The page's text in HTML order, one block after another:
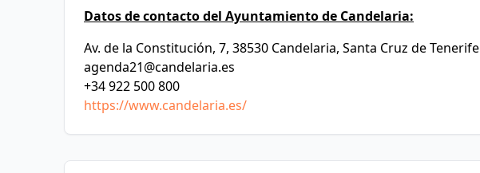
Datos de contacto del Ayuntamiento de Candelaria:
Av. de la Constitución, 7, 38530 Candelaria, Santa Cruz de Tenerife
agenda21@candelaria.es
+34 922 500 800
https://www.candelaria.es/